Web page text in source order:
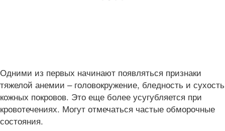
Одними из первых начинают появляться признаки
тяжелой анемии – головокружение, бледность и сухость
кожных покровов. Это еще более усугубляется при
кровотечениях. Могут отмечаться частые обморочные
состояния.